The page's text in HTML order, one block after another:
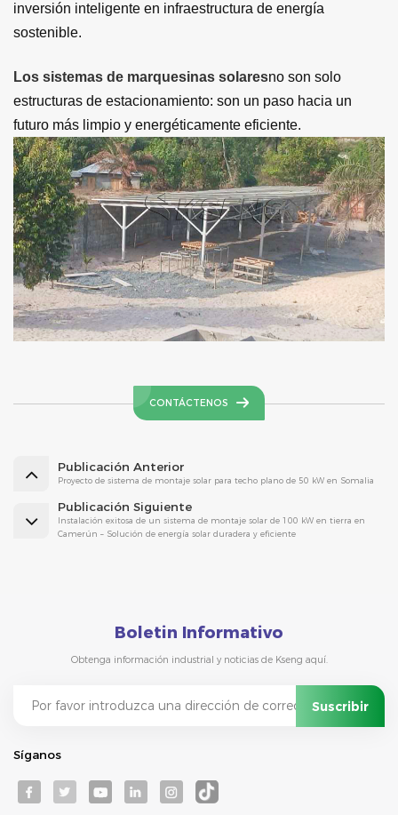
inversión inteligente en infraestructura de energía
sostenible.
Los sistemas de marquesinas solaresno son solo
estructuras de estacionamiento: son un paso hacia un
futuro más limpio y energéticamente eficiente.
CONTÁCTENOS
Publicación Anterior
Proyecto de sistema de montaje solar para techo plano de 50 kW en Somalia
Publicación Siguiente
Instalación exitosa de un sistema de montaje solar de 100 kW en tierra en
Camerún – Solución de energía solar duradera y eficiente
Boletin Informativo
Obtenga información industrial y noticias de Kseng aquí.
Síganos